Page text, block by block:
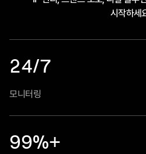
시작하세
24/7
모니터링
99%+